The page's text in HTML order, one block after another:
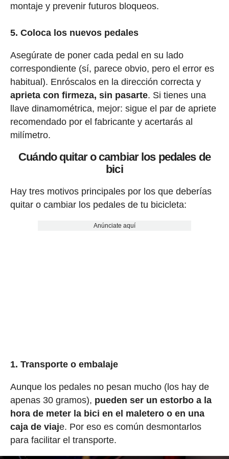
montaje y prevenir futuros bloqueos.
5. Coloca los nuevos pedales
Asegúrate de poner cada pedal en su lado
correspondiente (sí, parece obvio, pero el error es
habitual). Enróscalos en la dirección correcta y
aprieta con firmeza, sin pasarte. Si tienes una
llave dinamométrica, mejor: sigue el par de apriete
recomendado por el fabricante y acertarás al
milímetro.
Cuándo quitar o cambiar los pedales de
bici
Hay tres motivos principales por los que deberías
quitar o cambiar los pedales de tu bicicleta:
Anúnciate aquí
1. Transporte o embalaje
Aunque los pedales no pesan mucho (los hay de
apenas 30 gramos), pueden ser un estorbo a la
hora de meter la bici en el maletero o en una
caja de viaje. Por eso es común desmontarlos
para facilitar el transporte.